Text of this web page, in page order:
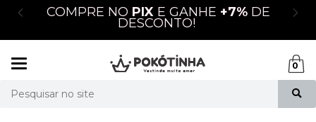
COMPRE NO PIXE GANHE +7%DE
DESCONTO!
0